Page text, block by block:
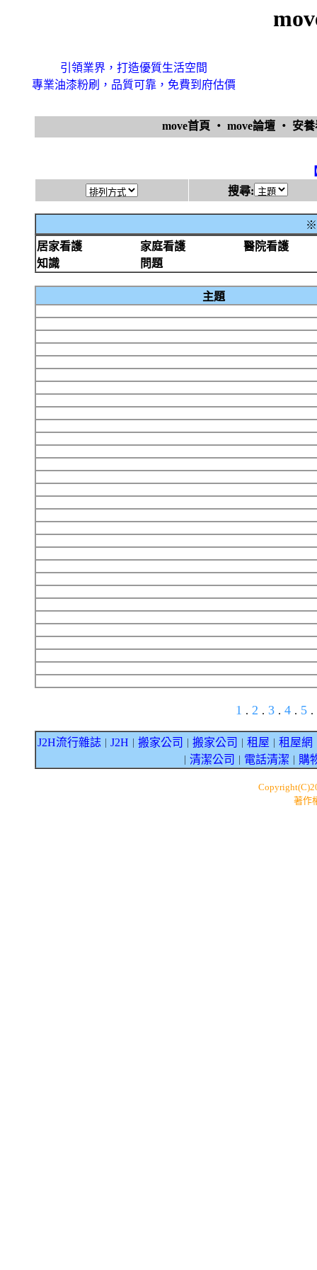
引領業界，打造優質生活空間
專業油漆粉刷，品質可靠，免費到府估價
move首頁 ‧ move論壇 ‧ 安
搜尋:
※
居家看護
家庭看護
醫院看護
知識
問題
主題
1 . 2 . 3 . 4 . 5 .
J2H流行雜誌 J2H 搬家公司 搬家公司 租屋 租屋網
清潔公司 電話清潔 購
著作